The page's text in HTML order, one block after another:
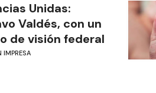
Unidas:
Valdés, con un
de visión federal
IMPRESA